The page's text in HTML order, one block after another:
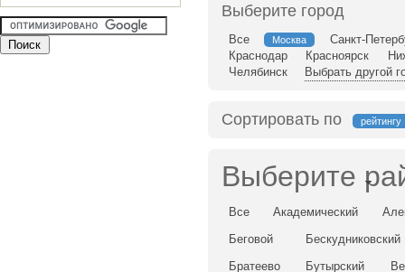
Выберите город
Все Москва
Санкт-
Краснодар
Красноярск
Челябинск
Выбрать другой
Сортировать по рейтингу
Выберите
Все Академический
Беговой
Бескудниковский
Братеево
Бутырский